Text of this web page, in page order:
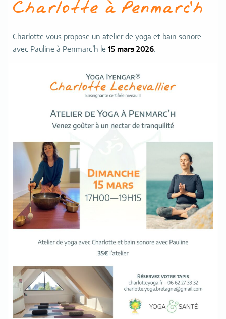
Charlotte à Penmarc’h
Charlotte vous propose un atelier de yoga et bain sonore
avec Pauline à Penmarc’h le 15 mars 2026.